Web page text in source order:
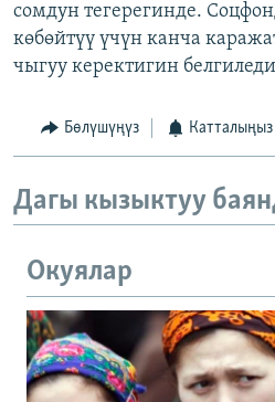
сомдун тегерегинде.
көбөйтүү үчүн канча
чыгуу керектигин
Бөлүшүңүз Катталыңыз
Дагы кызыктуу
Окуялар